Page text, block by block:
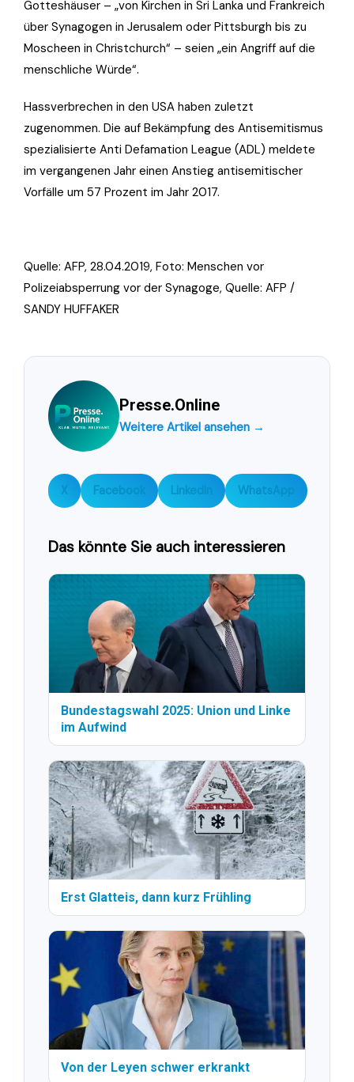
Gotteshäuser – „von Kirchen in Sri Lanka und Frankreich
über Synagogen in Jerusalem oder Pittsburgh bis zu
Moscheen in Christchurch“ – seien „ein Angriff auf die
menschliche Würde“.
Hassverbrechen in den USA haben zuletzt
zugenommen. Die auf Bekämpfung des Antisemitismus
spezialisierte Anti Defamation League (ADL) meldete
im vergangenen Jahr einen Anstieg antisemitischer
Vorfälle um 57 Prozent im Jahr 2017.
Quelle: AFP, 28.04.2019, Foto: Menschen vor
Polizeiabsperrung vor der Synagoge, Quelle: AFP /
SANDY HUFFAKER
Presse.Online
Weitere Artikel ansehen →
X Facebook LinkedIn WhatsApp
Das könnte Sie auch interessieren
Bundestagswahl 2025: Union und Linke
im Aufwind
Erst Glatteis, dann kurz Frühling
Von der Leyen schwer erkrankt